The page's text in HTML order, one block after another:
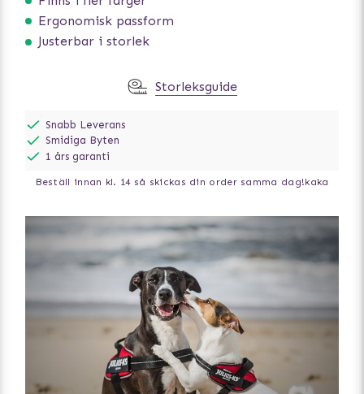
Ergonomisk passform
Justerbar i storlek
Storleksguide
Snabb Leverans
Smidiga Byten
1 års garanti
Beställ innan kl. 14 så skickas din order samma dag!kaka